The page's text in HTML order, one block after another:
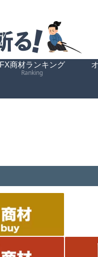
FX商材ランキング
Ranking